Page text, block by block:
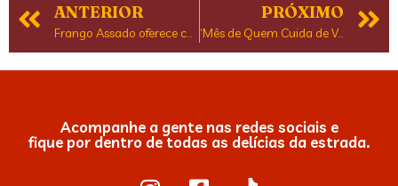
ANTERIOR PRÓXIMO
‘Mês de Quem Cuida de Você’: em comemoração ao Dia dos Pais, Frango Assado cria ação em incentivo à memória afetiva
Acompanhe a gente nas redes sociais e
fique por dentro de todas as delícias da estrada.